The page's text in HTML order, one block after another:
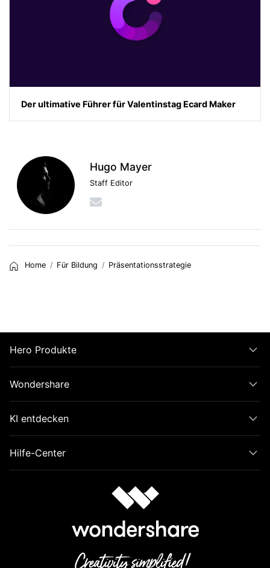
Der ultimative Führer für Valentinstag Ecard Maker
Hugo Mayer
Staff Editor
Home Für Bildung Präsentationsstrategie
Hero Produkte
Wondershare
KI entdecken
Hilfe-Center